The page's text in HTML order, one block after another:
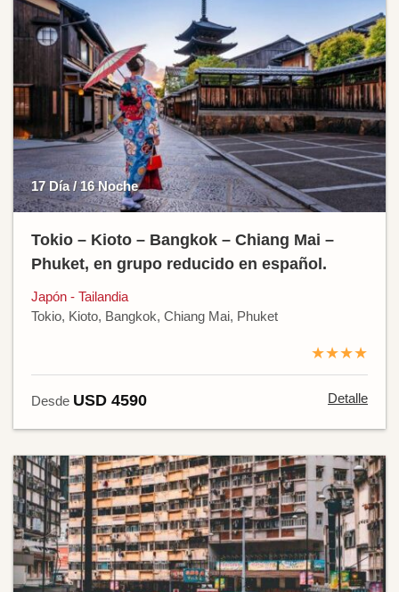
17 Día / 16 Noche
Tokio – Kioto – Bangkok – Chiang Mai –
Phuket, en grupo reducido en español.
Japón - Tailandia
Tokio, Kioto, Bangkok, Chiang Mai, Phuket
★★★★
Desde USD 4590 Detalle